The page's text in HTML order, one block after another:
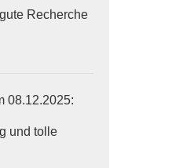
Recherche
08.12.2025:
und tolle